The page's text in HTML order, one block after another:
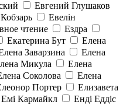
Евгений Глушаков
Евелін
чтение
Ездра
Екатерина Бут
Елена
Заварзина
Елена
Микула
Елена
Соколова
Елена
Портер
Елизавета
Емі Кармайкл
Ендi Еддiс